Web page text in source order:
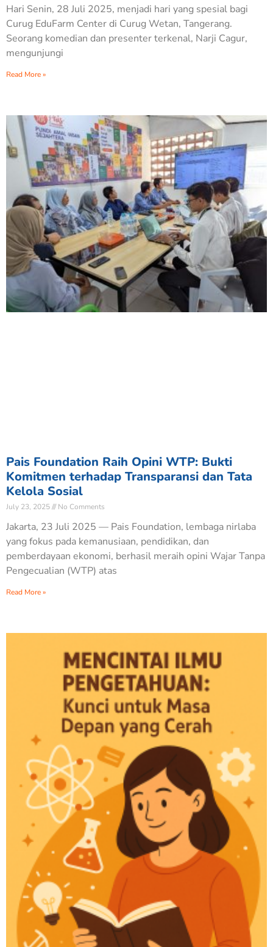
Hari Senin, 28 Juli 2025, menjadi hari yang spesial bagi
Curug EduFarm Center di Curug Wetan, Tangerang.
Seorang komedian dan presenter terkenal, Narji Cagur,
mengunjungi
Read More »
Pais Foundation Raih Opini WTP: Bukti
Komitmen terhadap Transparansi dan Tata
Kelola Sosial
July 23, 2025 No Comments
Jakarta, 23 Juli 2025 — Pais Foundation, lembaga nirlaba
yang fokus pada kemanusiaan, pendidikan, dan
pemberdayaan ekonomi, berhasil meraih opini Wajar Tanpa
Pengecualian (WTP) atas
Read More »